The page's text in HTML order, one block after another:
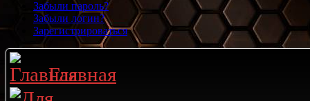
Забыли пароль?
Забыли логин?
Зарегистрироваться
Главная